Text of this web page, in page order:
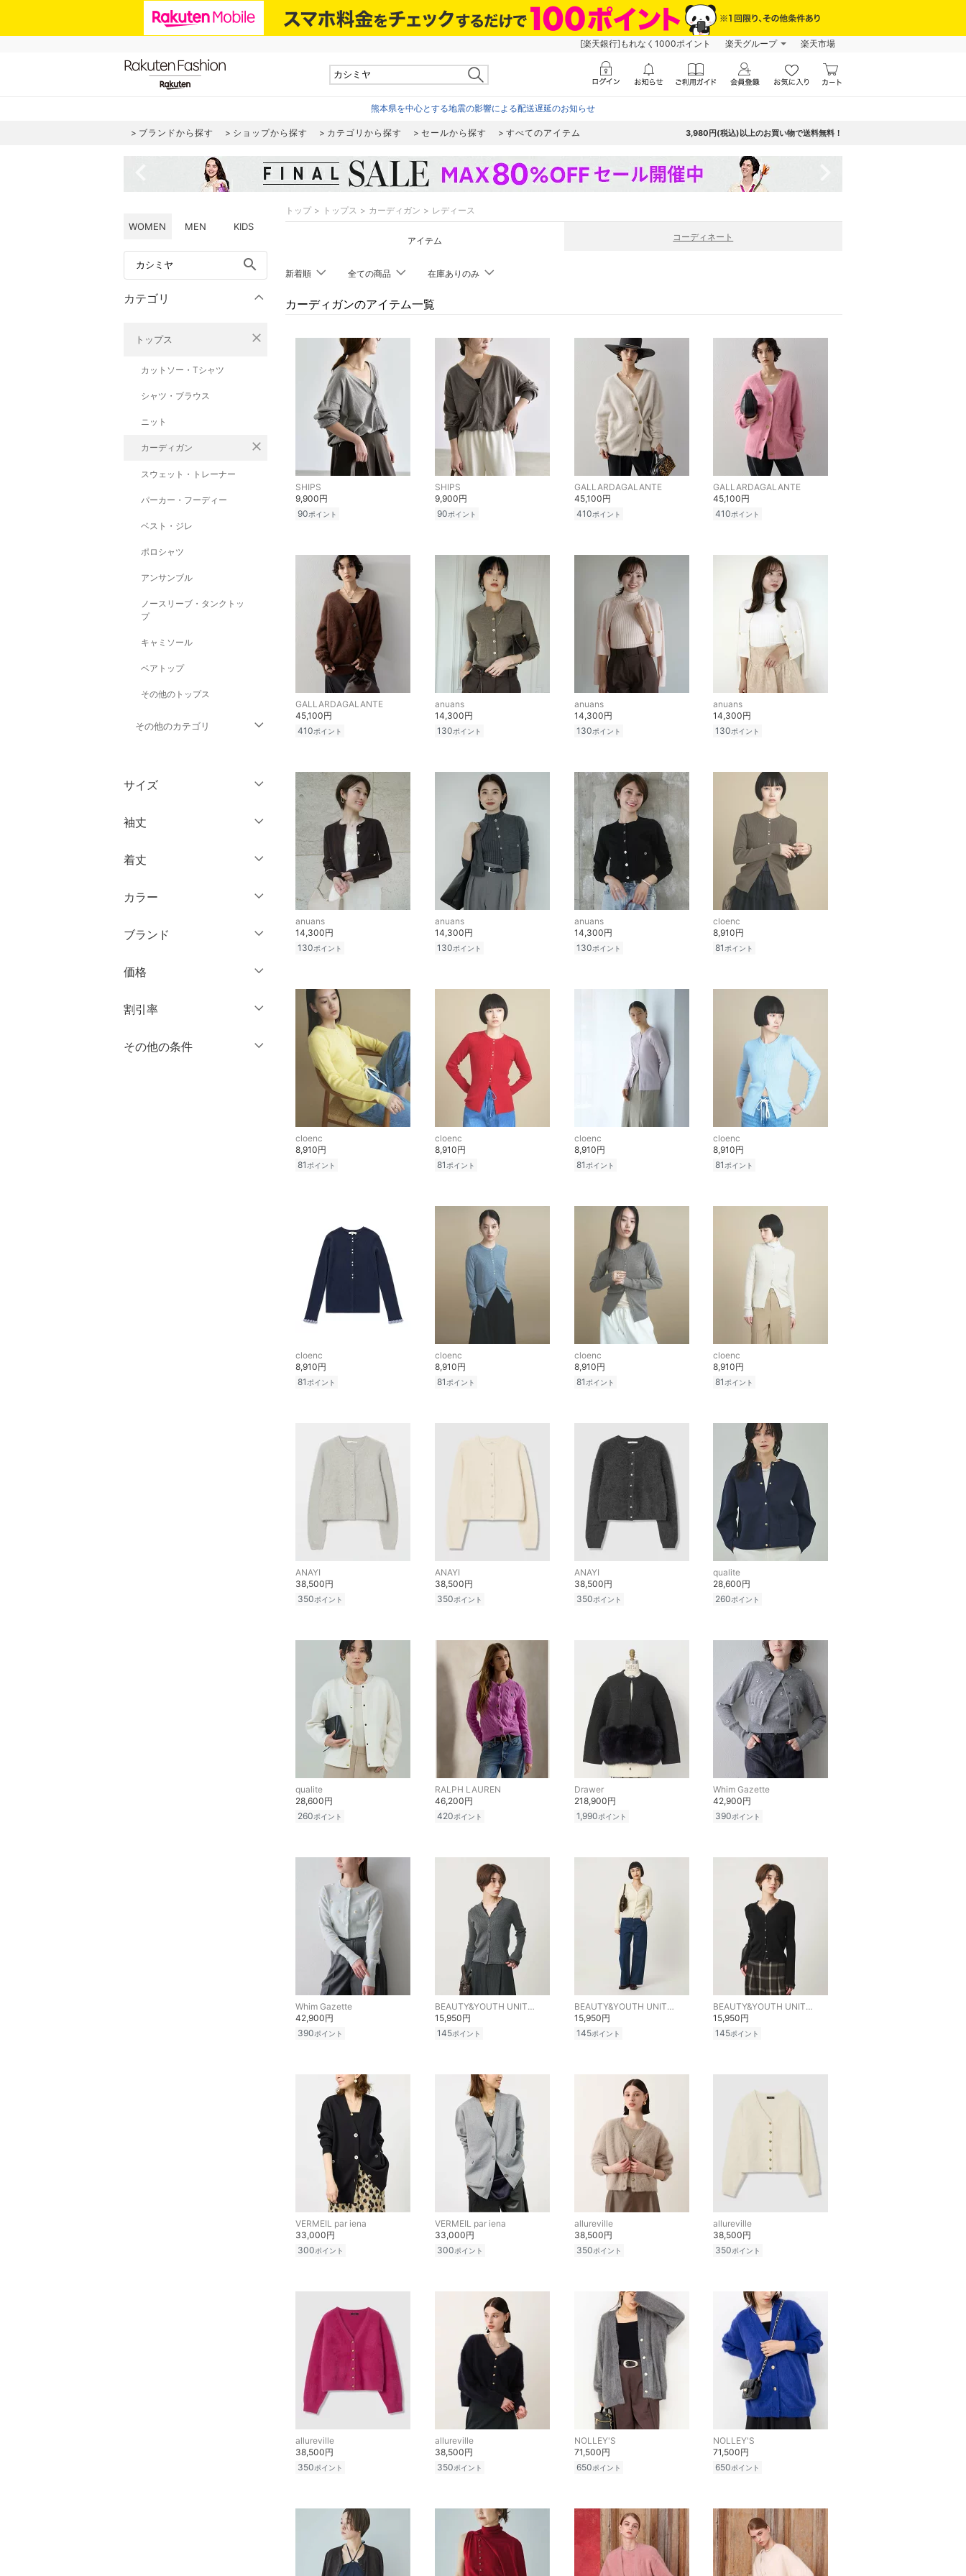
[楽天銀行]もれなく1000ポイント 楽天グループ 楽天市場
熊本県を中心とする地震の影響による配送遅延のお知らせ
ブランドから探す ショップから探す カテゴリから探す セールから探す すべてのアイテム 3,980円(税込)以上のお買い物で送料無料！
WOMEN MEN KIDS
search
カテゴリ
トップス close
カットソー・Tシャツ
シャツ・ブラウス
ニット
カーディガン close
スウェット・トレーナー
パーカー・フーディー
ベスト・ジレ
ポロシャツ
アンサンブル
ノースリーブ・タンクトッ
プ
キャミソール
ベアトップ
その他のトップス
その他のカテゴリ
ワンピース・ドレス
スカート
オールインワン・オーバ
バッグ
シューズ・靴
インナー・ルームウェア
靴下・レッグウェア
サイズ
ウェア（S/M/L）
M
XL
袖丈
ノースリーブ
半袖
長袖
着丈
ショート丈
ミドル丈
カラー
クリア
ブランド
価格
絞り込み
割引率
％OFF～ ％OFF
その他の条件
トップ トップス カーディガン レディース
アイテム コーディネート
新着順 全ての商品 在庫ありのみ
カーディガンのアイテム一覧
SHIPS
9,900円
90ポイント
SHIPS
9,900円
90ポイント
GALLARDAGALANTE
45,100円
410ポイント
GALLARDAGALANTE
45,100円
410ポイント
GALLARDAGALANTE
45,100円
410ポイント
anuans
14,300円
130ポイント
anuans
14,300円
130ポイント
anuans
14,300円
130ポイント
anuans
14,300円
130ポイント
anuans
14,300円
130ポイント
anuans
14,300円
130ポイント
cloenc
8,910円
81ポイント
cloenc
8,910円
81 ポイント
cloenc
8,910円
81 ポイント
cloenc
8,910円
81 ポイント
cloenc
8,910円
81ポイント
cloenc
8,910円
81 ポイント
cloenc
8,910円
81 ポイント
cloenc
8,910円
81 ポイント
cloenc
8,910円
81ポイント
ANAYI
38,500円
350ポイント
ANAYI
38,500円
350ポイント
ANAYI
38,500円
350ポイント
qualite
28,600円
260ポイント
qualite
28,600円
260ポイント
RALPH LAUREN
46,200円
420ポイント
Drawer
218,900円
1,990ポイント
Whim Gazette
42,900円
390ポイント
Whim Gazette
42,900円
390ポイント
BEAUTY&YOUTH UNITED ARROWS
15,950円
145ポイント
BEAUTY&YOUTH UNITED ARROWS
15,950円
145ポイント
BEAUTY&YOUTH UNITED ARROWS
15,950円
145ポイント
VERMEIL par iena
33,000円
300ポイント
VERMEIL par iena
33,000円
300ポイント
allureville
38,500円
350ポイント
allureville
38,500円
350ポイント
allureville
38,500円
350ポイント
allureville
38,500円
350ポイント
NOLLEY'S
71,500円
650ポイント
NOLLEY'S
71,500円
650ポイント